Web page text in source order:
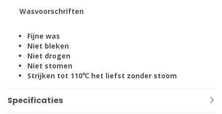
Wasvoorschriften
Fijne was
Niet bleken
Niet drogen
Niet stomen
Strijken tot 110℃ het liefst zonder stoom
Specificaties